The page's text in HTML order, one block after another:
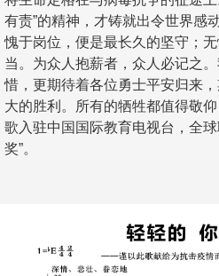
有责”的精神，才铸就出令世界感
愧于岗位，便是最长久的坚守；
当。为众人抱薪者，众人必记之
惜，更期待着各位勇士平安归来
大的胜利。所有的牺牲都值得敬
歌入驻中国国际教育电视台，全
奖”。